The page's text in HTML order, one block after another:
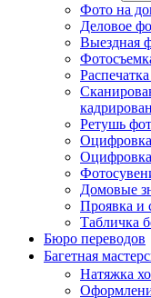
Фото на
Деловое
Выездная
Ретушь
Оцифровка
Оцифровка
Домовые
Проявка и
Табличка
Бюро переводов
Багетная
Натяжка